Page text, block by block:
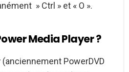
» Ctrl » et « O ».
Media Player ?
(anciennement PowerDVD